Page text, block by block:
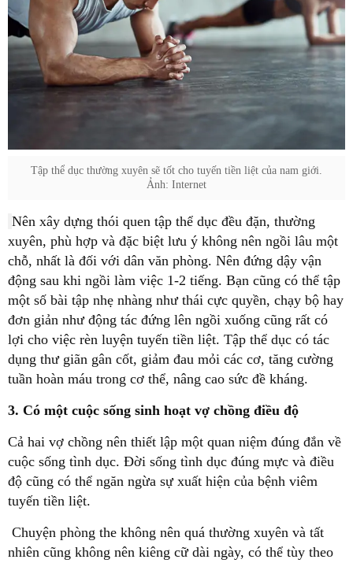
Tập thể dục thường xuyên sẽ tốt cho tuyến tiền liệt của nam giới.
Ảnh: Internet
Nên xây dựng thói quen tập thể dục đều đặn, thường
xuyên, phù hợp và đặc biệt lưu ý không nên ngồi lâu một
chỗ, nhất là đối với dân văn phòng. Nên đứng dậy vận
động sau khi ngồi làm việc 1-2 tiếng. Bạn cũng có thể tập
một số bài tập nhẹ nhàng như thái cực quyền, chạy bộ hay
đơn giản như động tác đứng lên ngồi xuống cũng rất có
lợi cho việc rèn luyện tuyến tiền liệt. Tập thể dục có tác
dụng thư giãn gân cốt, giảm đau mỏi các cơ, tăng cường
tuần hoàn máu trong cơ thể, nâng cao sức đề kháng.
3. Có một cuộc sống sinh hoạt vợ chồng điều độ
Cả hai vợ chồng nên thiết lập một quan niệm đúng đắn về
cuộc sống tình dục. Đời sống tình dục đúng mực và điều
độ cũng có thể ngăn ngừa sự xuất hiện của bệnh viêm
tuyến tiền liệt.
Chuyện phòng the không nên quá thường xuyên và tất
nhiên cũng không nên kiêng cữ dài ngày, có thể tùy theo